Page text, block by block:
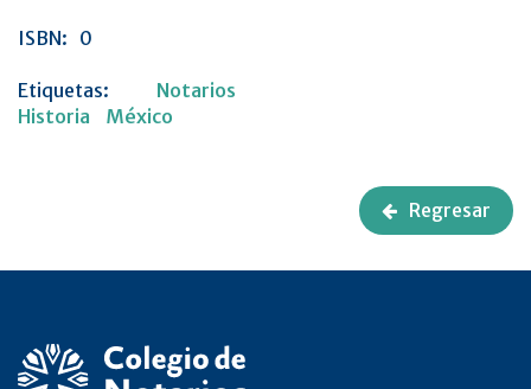
ISBN: 0
Etiquetas:
Notarios
Historia
México
Regresar